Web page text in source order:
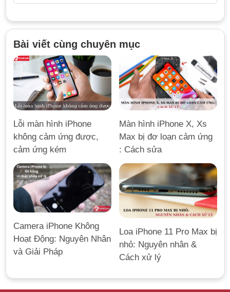
Bài viết cùng chuyên mục
Lỗi màn hình iPhone
không cảm ứng được,
cảm ứng kém
Màn hình iPhone X, Xs
Max bị đơ loạn cảm ứng
: Cách sửa
Camera iPhone Không
Hoạt Động: Nguyên Nhân
và Giải Pháp
Loa iPhone 11 Pro Max bị
nhỏ: Nguyên nhân &
Cách xử lý